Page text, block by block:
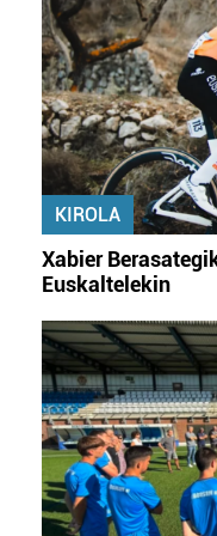
zure baimena
Webgune honek
fitxategiak erabiltzen
zerbitzuak
baliatzen gara. Ohar
erabiltzeko baimen
irakurri
KIROLA
Xabier
Euskaltelekin